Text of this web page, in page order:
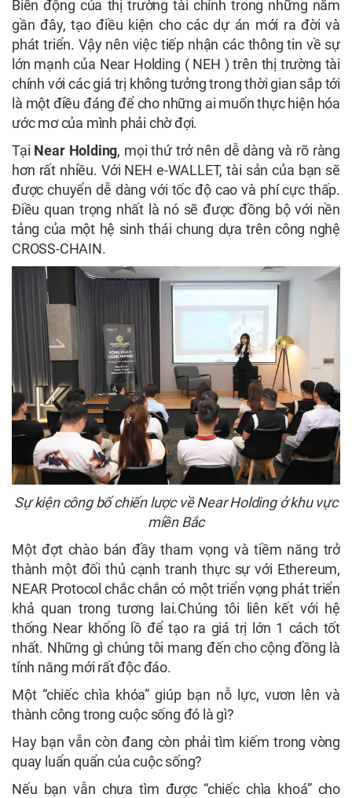
Biến động của thị trường tài chính trong những năm
gần đây, tạo điều kiện cho các dự án mới ra đời và
phát triển. Vậy nên việc tiếp nhận các thông tin về sự
lớn mạnh của Near Holding ( NEH ) trên thị trường tài
chính với các giá trị không tưởng trong thời gian sắp tới
là một điều đáng để cho những ai muốn thực hiện hóa
ước mơ của mình phải chờ đợi.
Tại Near Holding, mọi thứ trở nên dễ dàng và rõ ràng
hơn rất nhiều. Với NEH e-WALLET, tài sản của bạn sẽ
được chuyển dễ dàng với tốc độ cao và phí cực thấp.
Điều quan trọng nhất là nó sẽ được đồng bộ với nền
tảng của một hệ sinh thái chung dựa trên công nghệ
CROSS-CHAIN.
Sự kiện công bố chiến lược về Near Holding ở khu vực
miền Bắc
Một đợt chào bán đầy tham vọng và tiềm năng trở
thành một đối thủ cạnh tranh thực sự với Ethereum,
NEAR Protocol chắc chắn có một triển vọng phát triển
khả quan trong tương lai.Chúng tôi liên kết với hệ
thống Near khổng lồ để tạo ra giá trị lớn 1 cách tốt
nhất. Những gì chúng tôi mang đến cho cộng đồng là
tính năng mới rất độc đáo.
Một “chiếc chìa khóa” giúp bạn nỗ lực, vươn lên và
thành công trong cuộc sống đó là gì?
Hay bạn vẫn còn đang còn phải tìm kiếm trong vòng
quay luẩn quẩn của cuộc sống?
Nếu bạn vẫn chưa tìm được “chiếc chìa khoá” cho